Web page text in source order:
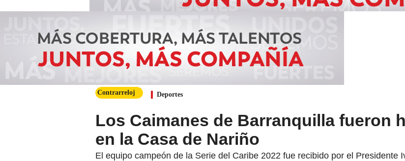
Contrarreloj Deportes
Los Caimanes de Barranquilla fueron
en la Casa de Nariño
El equipo campeón de la Serie del Caribe 2022 fue recibido por el Presidente